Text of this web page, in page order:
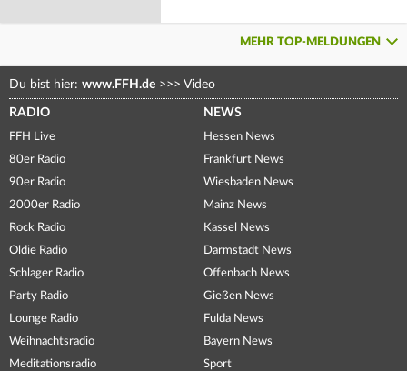
MEHR TOP-MELDUNGEN
Du bist hier: www.FFH.de >>> Video
RADIO
FFH Live
80er Radio
90er Radio
2000er Radio
Rock Radio
Oldie Radio
Schlager Radio
Party Radio
Lounge Radio
Weihnachtsradio
Meditationsradio
NEWS
Hessen News
Frankfurt News
Wiesbaden News
Mainz News
Kassel News
Darmstadt News
Offenbach News
Gießen News
Fulda News
Bayern News
Sport